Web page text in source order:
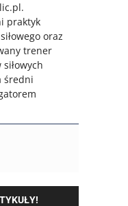
praktyk
oraz
trener
średni